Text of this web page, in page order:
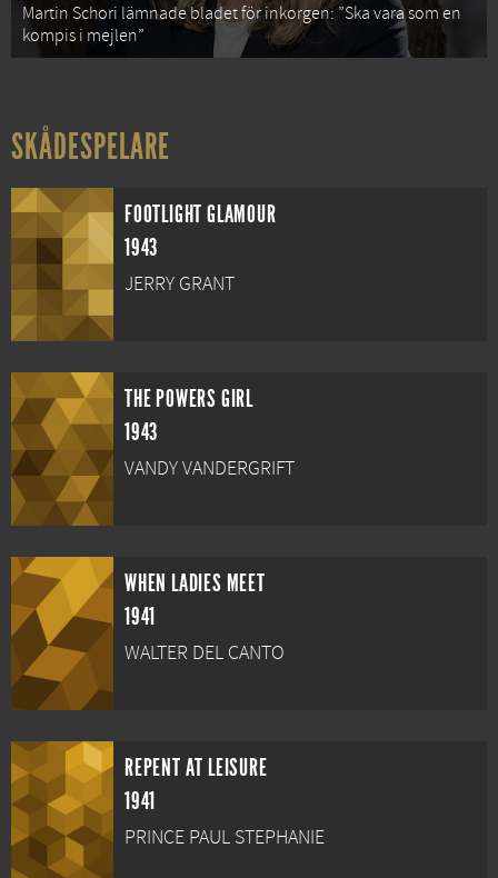
Martin Schori lämnade bladet för inkorgen: ”Ska vara som en
kompis i mejlen”
SKÅDESPELARE
FOOTLIGHT GLAMOUR
1943
JERRY GRANT
THE POWERS GIRL
1943
VANDY VANDERGRIFT
WHEN LADIES MEET
1941
WALTER DEL CANTO
REPENT AT LEISURE
1941
PRINCE PAUL STEPHANIE